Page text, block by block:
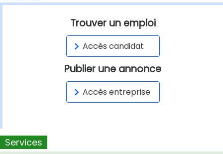
Trouver un emploi
Accès candidat
Publier une annonce
Accès entreprise
Services